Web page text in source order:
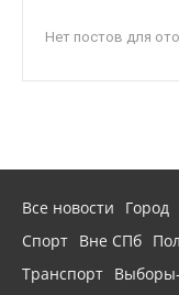
Нет постов для
Все новости Город
Спорт Вне СПб
Транспорт